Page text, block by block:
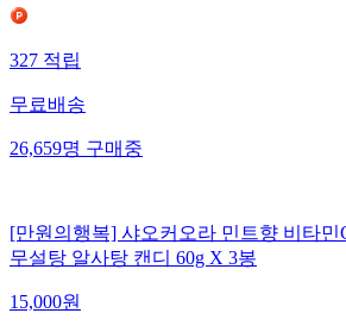
327적립
무료배송
26,659명구매중
[만원의행복] 샤오커오라 민트향 비타민
무설탕 알사탕 캔디 60g X 3봉
15,000원